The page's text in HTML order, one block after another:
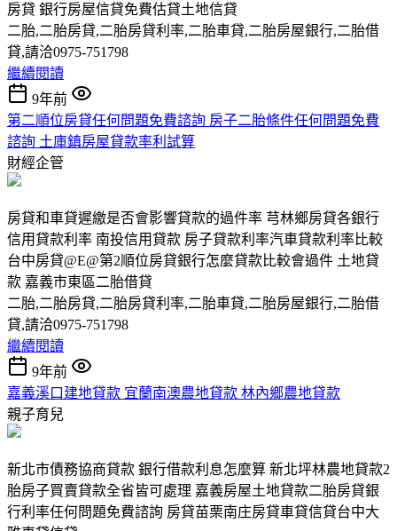
房貸 銀行房屋信貸免費估貸土地信貸
二胎,二胎房貸,二胎房貸利率,二胎車貸,二胎房屋銀行,二胎借
貸,請洽0975-751798
繼續閱讀
9年前
第二順位房貸任何問題免費諮詢 房子二胎條件任何問題免費
諮詢 土庫鎮房屋貸款率利試算
財經企管
房貸和車貸遲繳是否會影響貸款的過件率 芎林鄉房貸各銀行
信用貸款利率 南投信用貸款 房子貸款利率汽車貸款利率比較
台中房貸@E@第2順位房貸銀行怎麼貸款比較會過件 土地貸
款 嘉義市東區二胎借貸
二胎,二胎房貸,二胎房貸利率,二胎車貸,二胎房屋銀行,二胎借
貸,請洽0975-751798
繼續閱讀
9年前
嘉義溪口建地貸款 宜蘭南澳農地貸款 林內鄉農地貸款
親子育兒
新北市債務協商貸款 銀行借款利息怎麼算 新北坪林農地貸款2
胎房子買賣貸款全省皆可處理 嘉義房屋土地貸款二胎房貸銀
行利率任何問題免費諮詢 房貸苗栗南庄房貸車貸信貸台中大